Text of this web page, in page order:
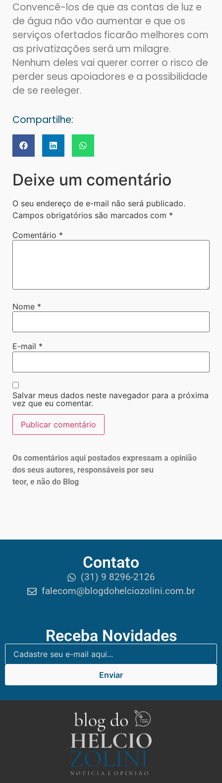
Convencê-los de que as contas de luz e
de água não vão aumentar e que os
serviços ofertados ficarão melhores com
as privatizações será um milagre.
Nenhum deles vai querer correr o risco de
perder seus apoiadores e a possibilidade
de se reeleger.
Compartilhe:
Deixe um comentário
O seu endereço de e-mail não será publicado.
Campos obrigatórios são marcados com *
Comentário *
Nome *
E-mail *
Salvar meus dados neste navegador para a próxima
vez que eu comentar.
Os comentários aqui postados expressam a opinião
dos seus autores, responsáveis por seu
teor, e não do Blog
Contato
(31) 9 8296-2126
falecom@blogdohelciozolini.com.br
Receba Novidades
Enviar